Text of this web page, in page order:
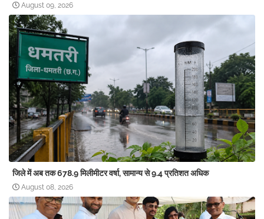
August 09, 2026
जिले में अब तक 678.9 मिलीमीटर वर्षा, सामान्य से 9.4 प्रतिशत अधिक
August 08, 2026